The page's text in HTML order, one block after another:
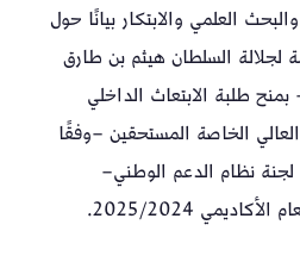
العلمي والابتكار بيانًا حول
لجلالة السلطان هيثم بن طارق
طلبة الابتعاث الداخلي
الخاصة المستحقين –وفقًا
نظام الدعم الوطني–
2025/2024.